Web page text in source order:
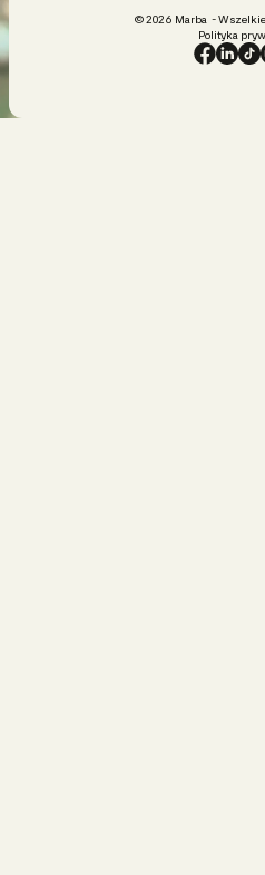
© 2026 Marba -
Polityka